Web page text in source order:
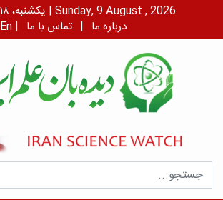
یکشنبه، ۱۸ مرداد، ۱۴۰۵ | Sunday, 9 August , 2026
En | درباره ما | تماس با ما